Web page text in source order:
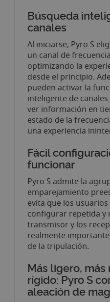
Búsqueda
canales
Al iniciarse, Pyro S
un canal de
optimizando la
desde el principio.
pueden activar la
inteligente de
ver información en
estado de la
una experiencia
Fácil
funcionar
Pyro S admite la
emparejamiento
evita que los
configurar repetida y
transmisor y los
realmente
de la tripulación.
Más ligero,
rígido: Pyro S
aleación de